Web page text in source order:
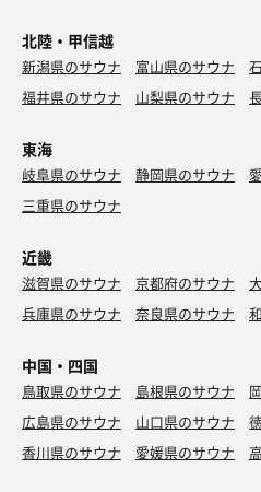
北陸・甲信越
新潟県のサウナ 富山県のサウナ
福井県のサウナ
山梨県のサウナ
東海
岐阜県のサウナ 静岡県のサウナ
三重県のサウナ
近畿
滋賀県のサウナ 京都府のサウナ
兵庫県のサウナ
奈良県のサウナ
中国・四国
鳥取県のサウナ 島根県のサウナ
広島県のサウナ
山口県のサウナ
香川県のサウナ
愛媛県のサウナ